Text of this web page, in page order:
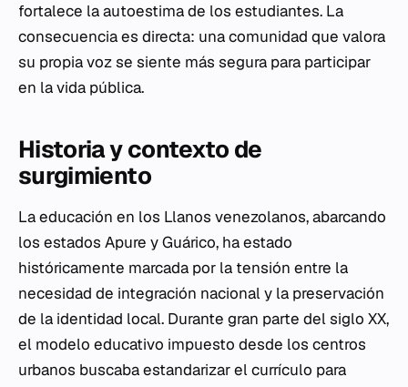
fortalece la autoestima de los estudiantes. La
consecuencia es directa: una comunidad que valora
su propia voz se siente más segura para participar
en la vida pública.
Historia y contexto de
surgimiento
La educación en los Llanos venezolanos, abarcando
los estados Apure y Guárico, ha estado
históricamente marcada por la tensión entre la
necesidad de integración nacional y la preservación
de la identidad local. Durante gran parte del siglo XX,
el modelo educativo impuesto desde los centros
urbanos buscaba estandarizar el currículo para